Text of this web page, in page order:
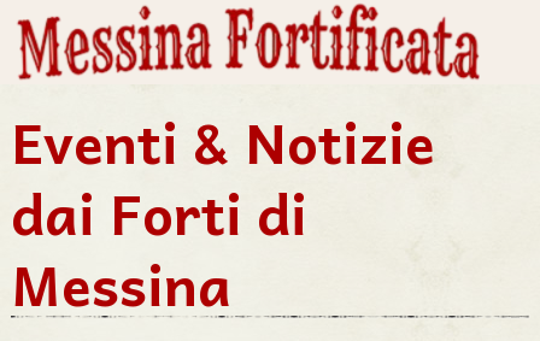
Eventi & Notizie
dai Forti di
Messina